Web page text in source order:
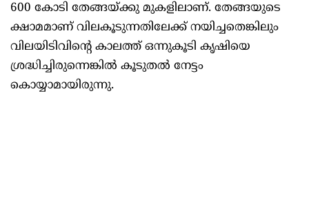
600 കോടി തേങ്ങയ്ക്കു മുകളിലാണ്. തേങ്ങയുടെ
ക്ഷാമമാണ് വിലകൂടുന്നതിലേക്ക് നയിച്ചതെങ്കിലും
വിലയിടിവിന്റെ കാലത്ത് ഒന്നുകൂടി കൃഷിയെ
ശ്രദ്ധിച്ചിരുന്നെങ്കില്‍ കൂടുതല്‍ നേട്ടം
കൊയ്യാമായിരുന്നു.